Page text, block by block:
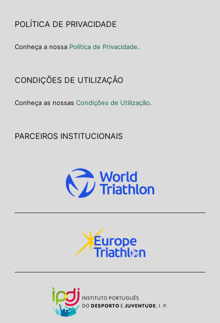
POLÍTICA DE PRIVACIDADE
Conheça a nossa Política de Privacidade.
CONDIÇÕES DE UTILIZAÇÃO
Conheça as nossas Condições de Utilização.
PARCEIROS INSTITUCIONAIS